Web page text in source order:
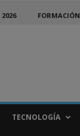
FORMACIÓN
TECNOLOGÍA